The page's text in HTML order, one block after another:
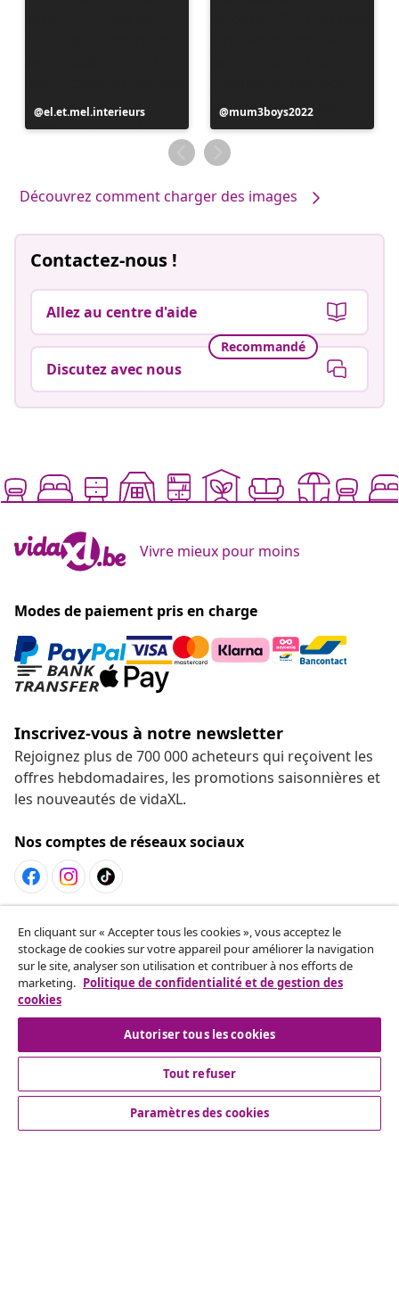
Publication
publiée
el.et.mel.interieurs
Publication
publiée
par
mum3boys2022
Découvrez comment charger des images
Contactez-nous !
Allez au centre d'aide
Recommandé
Discutez avec nous
Vivre mieux pour moins
Modes de paiement pris en charge
Inscrivez-vous à notre newsletter
Rejoignez plus de 700 000 acheteurs qui reçoivent les
offres hebdomadaires, les promotions saisonnières et
les nouveautés de vidaXL.
Nos comptes de réseaux sociaux
Résilier le contrat
Envoyez une demande de rétractation concernant
votre commande.
Résilier le contrat
Service Clients
En cliquant sur « Accepter tous les cookies », vous acceptez le
stockage de cookies sur votre appareil pour améliorer la navigation
sur le site, analyser son utilisation et contribuer à nos efforts de
marketing. Politique de confidentialité et de gestion des
cookies
Autoriser tous les cookies
Tout refuser
Paramètres des cookies